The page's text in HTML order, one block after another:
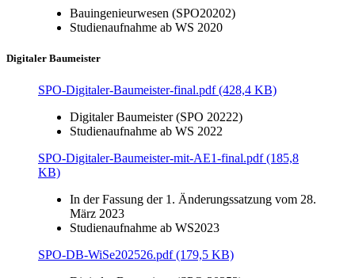
Bauingenieurwesen (SPO20202)
Studienaufnahme ab WS 2020
Digitaler Baumeister
SPO-Digitaler-Baumeister-final.pdf (428,4 KB)
Digitaler Baumeister (SPO 20222)
Studienaufnahme ab WS 2022
SPO-Digitaler-Baumeister-mit-AE1-final.pdf (185,8
KB)
In der Fassung der 1. Änderungssatzung vom 28.
März 2023
Studienaufnahme ab WS2023
SPO-DB-WiSe202526.pdf (179,5 KB)